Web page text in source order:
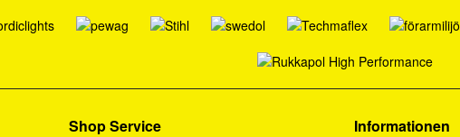
Shop Service Informationen